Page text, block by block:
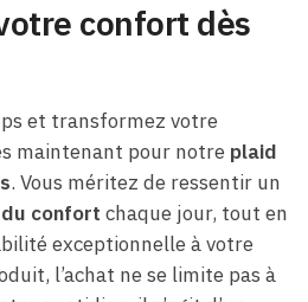
confort dès
et transformez votre
maintenant pour notre plaid
. Vous méritez de ressentir un
confort chaque jour, tout en
exceptionnelle à votre
l’achat ne se limite pas à